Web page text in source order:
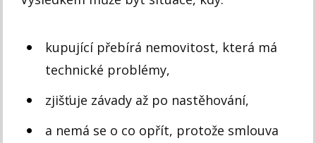
kupující přebírá nemovitost, která má
technické problémy,
zjišťuje závady až po nastěhování,
a nemá se o co opřít, protože smlouva